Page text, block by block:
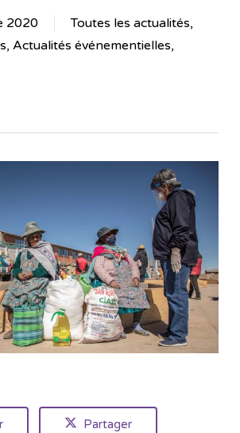
2020 Toutes les actualités,
, Actualités événementielles,
Partager